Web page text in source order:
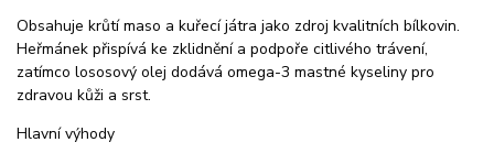
Obsahuje krůtí maso a kuřecí játra jako zdroj kvalitních bílkovin.
Heřmánek přispívá ke zklidnění a podpoře citlivého trávení,
zatímco lososový olej dodává omega-3 mastné kyseliny pro
zdravou kůži a srst.
Hlavní výhody